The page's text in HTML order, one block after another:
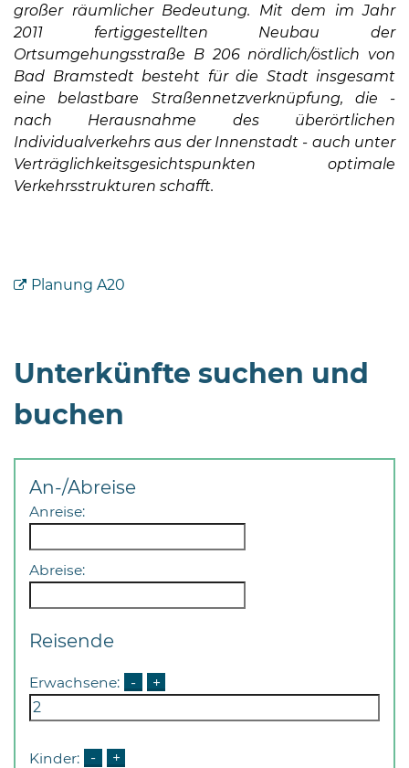
12
Uhr
Do
Uhr
sowie
außerhalb
Öffnungszeiten
nach
Vereinbarung.
großer räumlicher Bedeutung. Mit dem im Jahr
2011 fertiggestellten Neubau der
Ortsumgehungsstraße B 206 nördlich/östlich von
Bad Bramstedt besteht für die Stadt insgesamt
eine belastbare Straßennetzverknüpfung, die -
nach Herausnahme des überörtlichen
Individualverkehrs aus der Innenstadt - auch unter
Verträglichkeitsgesichtspunkten optimale
Verkehrsstrukturen schafft.
Planung A20
Unterkünfte suchen und
buchen
An-/Abreise
Anreise:
Abreise:
Reisende
Erwachsene: - +
Kinder: - +